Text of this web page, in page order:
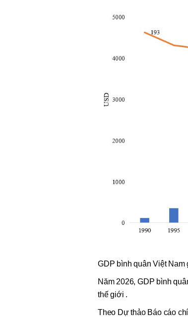
GDP bình quân Việt Nam
Năm 2026, GDP bình
thế giới .
Theo Dự thảo Báo cáo